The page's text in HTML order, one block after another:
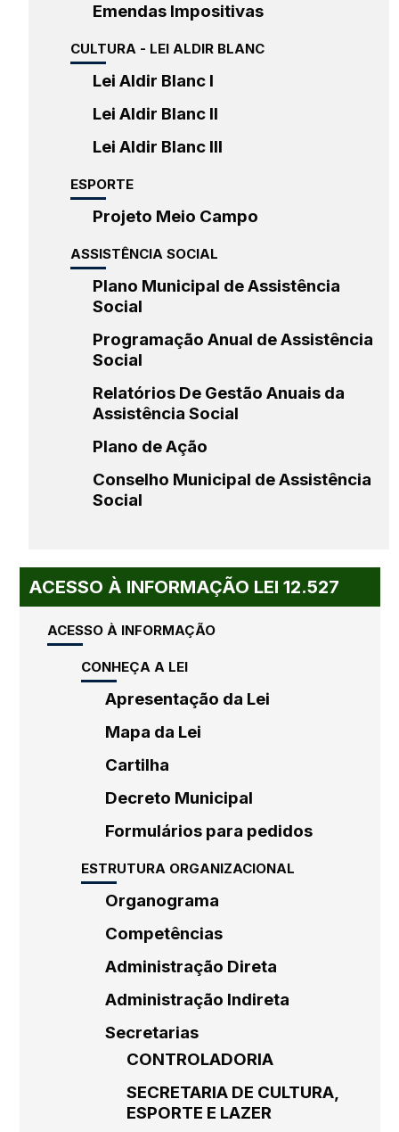
Emendas Impositivas
CULTURA - LEI ALDIR BLANC
Lei Aldir Blanc I
Lei Aldir Blanc II
Lei Aldir Blanc III
ESPORTE
Projeto Meio Campo
ASSISTÊNCIA SOCIAL
Plano Municipal de Assistência
Social
Programação Anual de Assistência
Social
Relatórios De Gestão Anuais da
Assistência Social
Plano de Ação
Conselho Municipal de Assistência
Social
ACESSO À INFORMAÇÃO LEI 12.527
ACESSO À INFORMAÇÃO
CONHEÇA A LEI
Apresentação da Lei
Mapa da Lei
Cartilha
Decreto Municipal
Formulários para pedidos
ESTRUTURA ORGANIZACIONAL
Organograma
Competências
Administração Direta
Administração Indireta
Secretarias
CONTROLADORIA
SECRETARIA DE CULTURA,
ESPORTE E LAZER